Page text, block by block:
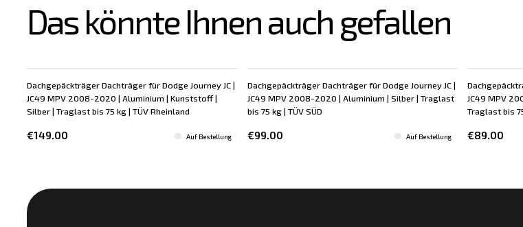
Das könnte Ihnen auch gefallen
Dachgepäckträger Dachträger für Dodge Journey JC |
JC49 MPV 2008-2020 | Aluminium | Kunststoff |
Silber | Traglast bis 75 kg | TÜV Rheinland
€149.00 Auf Bestellung
Dachgepäckträger Dachträger für Dodge Journey JC |
JC49 MPV 2008-2020 | Aluminium | Silber | Traglast
bis 75 kg | TÜV SÜD
€99.00 Auf Bestellung
JC49 MPV
Traglast bis
€89.00